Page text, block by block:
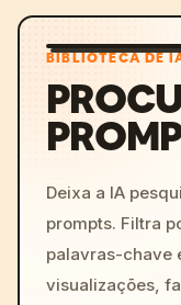
BIBLIOTECA DE
Deixa a IA
prompts. Filtra
palavras-chave
visualizações,